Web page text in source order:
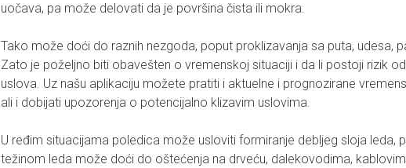
uočava, pa može delovati da je površina čista ili mokra.
Tako može doći do raznih nezgoda, poput proklizavanja sa puta, udesa,
Zato je poželjno biti obavešten o vremenskoj situaciji i da li postoji rizik
uslova. Uz našu aplikaciju možete pratiti i aktuelne i prognozirane
ali i dobijati upozorenja o potencijalno klizavim uslovima.
U ređim situacijama poledica može usloviti formiranje debljeg sloja leda,
težinom leda može doći do oštećenja na drveću, dalekovodima,